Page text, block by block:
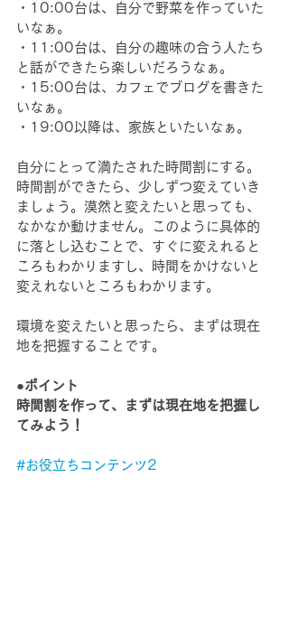
・10:00台は、自分で野菜を作っていた
いなぁ。
・11:00台は、自分の趣味の合う人たち
と話ができたら楽しいだろうなぁ。
・15:00台は、カフェでブログを書きた
いなぁ。
・19:00以降は、家族といたいなぁ。
自分にとって満たされた時間割にする。
時間割ができたら、少しずつ変えていき
ましょう。漠然と変えたいと思っても、
なかなか動けません。このように具体的
に落とし込むことで、すぐに変えれると
ころもわかりますし、時間をかけないと
変えれないところもわかります。
環境を変えたいと思ったら、まずは現在
地を把握することです。
●ポイント
時間割を作って、まずは現在地を把握し
てみよう！
#お役立ちコンテンツ2